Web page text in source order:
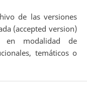
de las versiones
(accepted version)
en modalidad de
temáticos o